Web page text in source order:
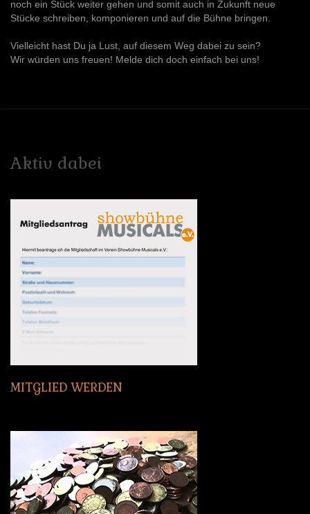
noch ein Stück weiter gehen und somit auch in Zukunft neue
Stücke schreiben, komponieren und auf die Bühne bringen.
Vielleicht hast Du ja Lust, auf diesem Weg dabei zu sein?
Wir würden uns freuen! Melde dich doch einfach bei uns!
Aktiv dabei
MITGLIED WERDEN